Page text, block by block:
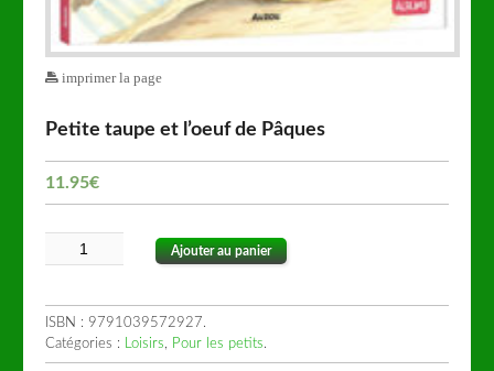
imprimer la page
Petite taupe et l’oeuf de Pâques
11.95€
Ajouter au panier
ISBN : 9791039572927 .
Catégories : Loisirs, Pour les petits.